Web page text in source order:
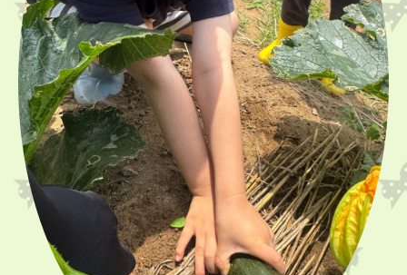
10日(金) ひまわり：🚌 バス園外
たんぽぽ：個人懇談
13日(月)ひまわり・ゆり：🚌
バス園外
ゆり：個人懇談
14日(火 )ゆり：個人懇談
15日 (水 )ひまわり：個人懇談
16日(木 )ひまわり：個人懇談
18
夏まつり
日
ゆり：個人懇談
水)
ひまわり：個人懇談